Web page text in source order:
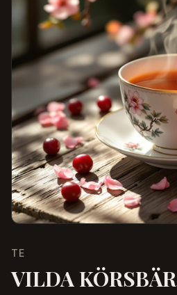
TE
VILDA KÖRSBÄR